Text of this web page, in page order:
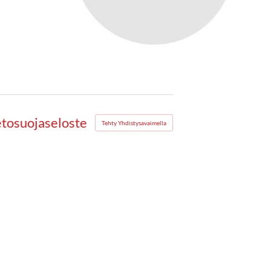
Tehty Yhdistysavaimella